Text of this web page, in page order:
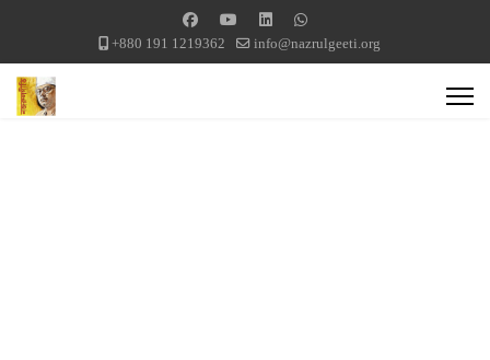
+880 191 1219362 info@nazrulgeeti.org